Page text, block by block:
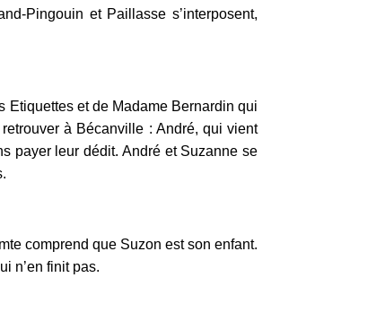
Pingouin et Paillasse s’interposent,
Etiquettes et de Madame Bernardin qui
à Bécanville : André, qui vient
payer leur dédit. André et Suzanne se
comprend que Suzon est son enfant.
n’en finit pas.